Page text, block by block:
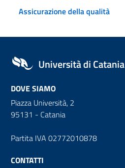
Assicurazione della qualità
Università di Catania
DOVE SIAMO
Piazza Università, 2
95131 - Catania
Partita IVA 02772010878
CONTATTI